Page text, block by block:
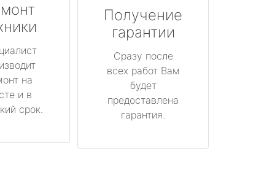
на
и в
срок.
Получение
гарантии
Сразу после
всех работ Вам
будет
предоставлена
гарантия.